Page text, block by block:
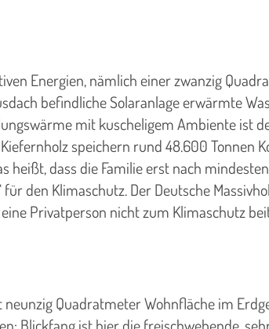
Energien, nämlich einer zwanzig
befindliche Solaranlage erwärmte
mit kuscheligem Ambiente ist
speichern rund 48.600 Tonnen
heißt, dass die Familie erst nach
den Klimaschutz. Der Deutsche
Privatperson nicht zum Klimaschutz
Quadratmeter Wohnfläche im